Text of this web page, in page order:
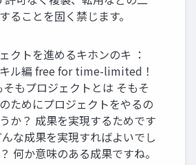
ることを固く禁じます。
クトを進めるキホンのキ ：
ル編 free for time-limited！
もプロジェクトとは そもそ
ためにプロジェクトをやるの
か？ 成果を実現するためです
な成果を実現すればよいでし
何か意味のある成果ですね。